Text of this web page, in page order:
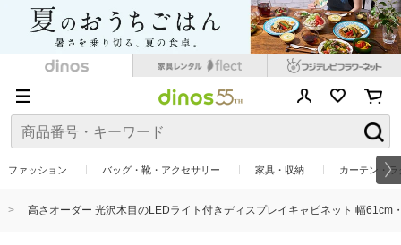
ファッション バッグ・靴・アクセサリー 家具・収納 カーテン・
高さオーダー 光沢木目のLEDライト付きディスプレイキャビネット 幅61cm